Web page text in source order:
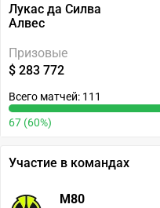
Лукас да Силва
Алвес
Призовые
$ 283 772
Всего матчей: 111
67 (60%)
Участие в командах
M80